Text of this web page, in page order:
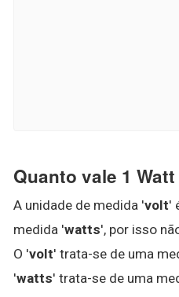
Quanto vale 1
A unidade de medida 'volt'
medida 'watts', por isso
O 'volt' trata-se de uma
'watts' trata-se de uma